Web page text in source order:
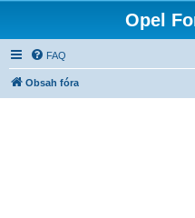
Opel
FAQ
Obsah fóra